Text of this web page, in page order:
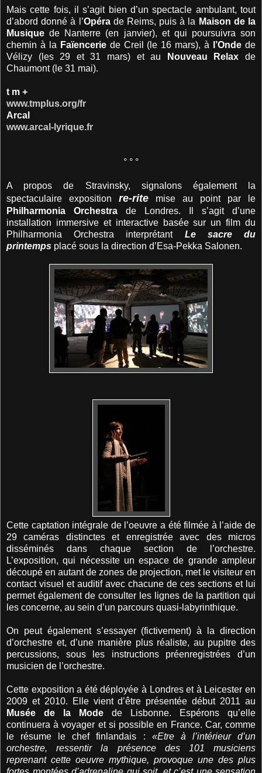
Mais cette fois, il s’agit bien d’un spectacle ambulant, tout
d’abord donné à l’Opérade Reims, puis à la Maison de la
Musique de Nanterre (en janvier), et qui poursuivra son
chemin à la Faïenceriede Creil (le 16 mars), à l’Onde de
Vélizy (les 29 et 31 mars) et au
Nouveau Relaxde
Chaumont (le 31 mai).
t m +
www.tmplus.org/fr
Arcal
www.arcal-lyrique.fr
° ° °
A propos de Stravinsky, signalons également la
spectaculaire exposition re-rite mise au point par le
Philharmonia Orchestra de Londres. Il s’agit d’une
installation immersive et interactive basée sur un film du
Philharmonia Orchestra interprétant Le sacre du
printemps placé sous la direction d’Esa-Pekka Salonen.
Cette captation intégrale de l’oeuvre a été filmée à l’aide de
29 caméras distinctes et enregistrée avec des micros
disséminés dans chaque section de l’orchestre.
L’exposition, qui nécessite un espace de grande ampleur
découpé en autant de zones de projection, met le visiteur en
contact visuel et auditif avec chacune de ces sections et lui
permet également de consulter les lignes de la partition qui
les concerne, au sein d’un parcours quasi-labyrinthique.
On peut également s’essayer (fictivement) à la direction
d’orchestre et, d’une manière plus réaliste, au pupitre des
percussions, sous les instructions préenregistrées d’un
musicien de l’orchestre.
Cette exposition a été déployée à Londres et à Leicester en
2009 et 2010. Elle vient d’être présentée début 2011 au
Musée de la Mode de Lisbonne. Espérons qu’elle
continuera à voyager et si possible en France. Car, comme
le résume le chef finlandais : «Etre à l’intérieur d’un
orchestre, ressentir la présence des 101 musiciens
reprenant cette oeuvre mythique, provoque une des plus